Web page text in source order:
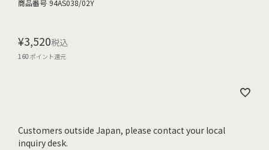
商品番号 94AS038/02Y
¥3,520税込
160ポイント還元
Customers outside Japan, please contact your local
inquiry desk.